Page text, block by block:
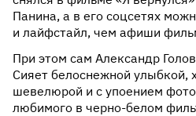
Панина, а в его соцсетях
и лайфстайл, чем афиши
При этом сам Александр
Сияет белоснежной улыбкой,
шевелюрой и с упоением
любимого в черно-белом